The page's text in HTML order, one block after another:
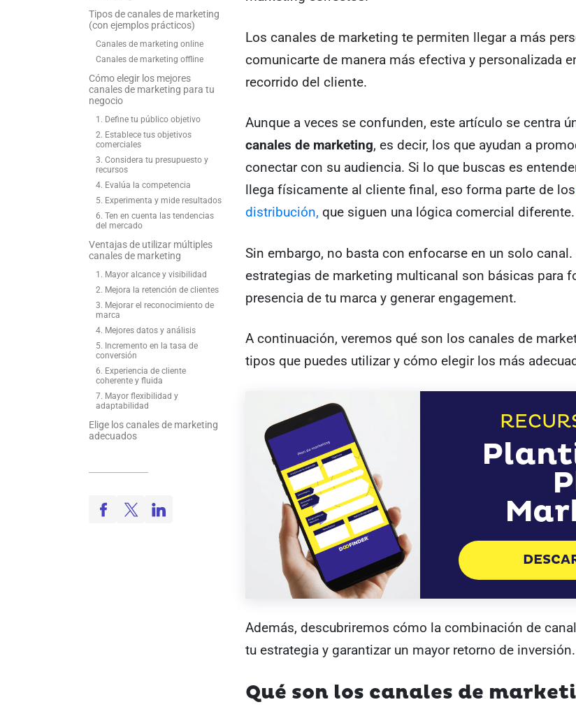
Tipos de canales de marketing
(con ejemplos prácticos)
Canales de marketing online
Canales de marketing offline
Cómo elegir los mejores
canales de marketing para tu
negocio
1. Define tu público objetivo
2. Establece tus objetivos
comerciales
3. Considera tu presupuesto y
recursos
4. Evalúa la competencia
5. Experimenta y mide resultados
6. Ten en cuenta las tendencias
del mercado
Ventajas de utilizar múltiples
canales de marketing
1. Mayor alcance y visibilidad
2. Mejora la retención de clientes
3. Mejorar el reconocimiento de
marca
4. Mejores datos y análisis
5. Incremento en la tasa de
conversión
6. Experiencia de cliente
coherente y fluida
7. Mayor flexibilidad y
adaptabilidad
Elige los canales de marketing
adecuados
Los canales de marketing te permiten llegar a más
comunicarte de manera más efectiva y personalizada
recorrido del cliente.
Aunque a veces se confunden, este artículo se centra
canales de marketing, es decir, los que ayudan a
conectar con su audiencia. Si lo que buscas es
llega físicamente al cliente final, eso forma parte de los
distribución, que siguen una lógica comercial diferente.
Sin embargo, no basta con enfocarse en un solo canal.
estrategias de marketing multicanal son básicas para
presencia de tu marca y generar engagement.
A continuación, veremos qué son los canales de
tipos que puedes utilizar y cómo elegir los más
Además, descubriremos cómo la combinación de
tu estrategia y garantizar un mayor retorno de inversión.
Qué son los canales de